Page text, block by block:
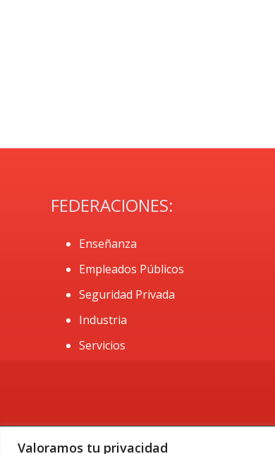
Valoramos tu privacidad
FEDERACIONES:
Enseñanza
Empleados Públicos
Seguridad Privada
Industria
Servicios